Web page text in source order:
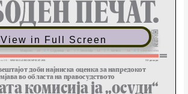
View in Full Screen